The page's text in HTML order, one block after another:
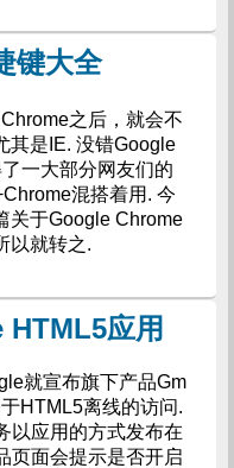
键大全
之后，就会不
其是IE. 没错Google
一大部分网友们的
混搭着用. 今
关于Google Chrome
以就转之.
应用
就宣布旗下产品Gm
HTML5离线的访问.
以应用的方式发布在
页面会提示是否开启